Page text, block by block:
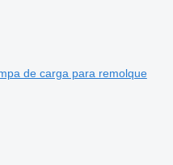
de carga para remolque